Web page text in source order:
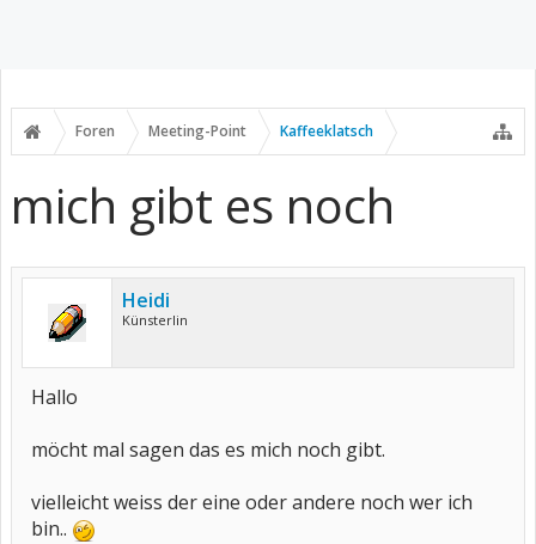
Foren Meeting-Point Kaffeeklatsch
mich gibt es noch
Heidi
Künsterlin
Hallo
möcht mal sagen das es mich noch gibt.
vielleicht weiss der eine oder andere noch wer ich
bin..